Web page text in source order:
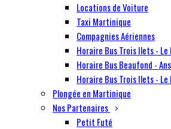
Locations de Voiture
Taxi Martinique
Compagnies Aériennes
Horaire Bus Trois Ilets - Le
Horaire Bus Beaufond -
Horaire Bus Trois Ilets - Le
Plongée en Martinique
Nos Partenaires
Petit Futé